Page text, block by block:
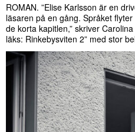
ROMAN. ”Elise Karlsson är en
läsaren på en gång. Språket
de korta kapitlen,” skriver
läks: Rinkebysviten 2” med stor